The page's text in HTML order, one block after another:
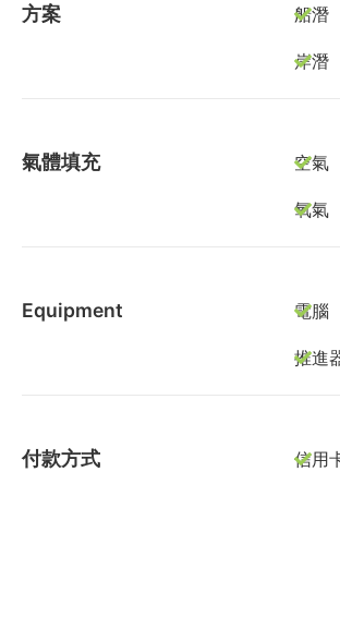
方案 船潛
岸潛
氣體填充 空氣
氧氣
Equipment 電腦
推進
付款方式 信用